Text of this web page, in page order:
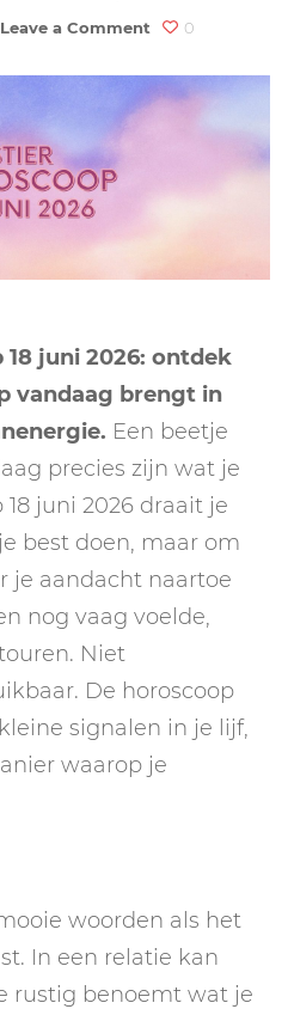
Leave a Comment on
Stier
18
0
juni 2026: ontdek
vandaag brengt in
Een beetje
precies zijn wat je
juni 2026 draait je
best doen, maar om
je aandacht naartoe
nog vaag voelde,
Niet
De horoscoop
signalen in je lijf,
waarop je
woorden als het
In een relatie kan
rustig benoemt wat je